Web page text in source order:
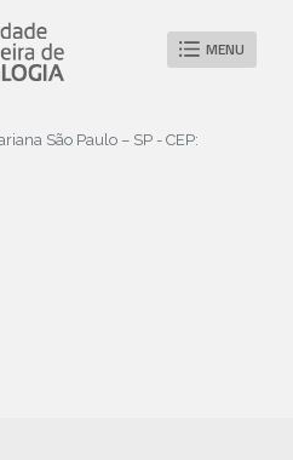
MENU
São Paulo – SP - CEP: